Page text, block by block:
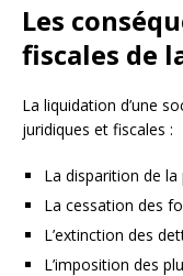
Les
fiscales de
La liquidation d’une
juridiques et fiscales :
La disparition de
La cessation des
L’extinction des
L’imposition des